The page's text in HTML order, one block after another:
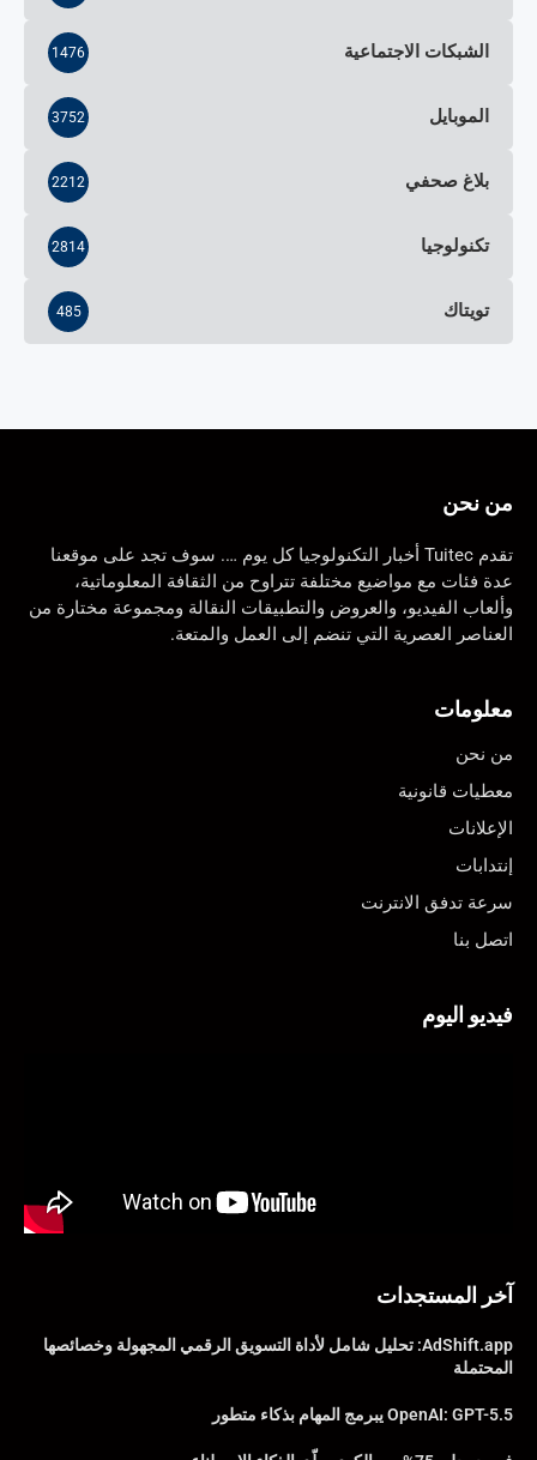
الشبكات الاجتماعية 1476
الموبايل 3752
بلاغ صحفي 2212
تكنولوجيا 2814
تويتاك 485
من نحن
تقدم Tuitec أخبار التكنولوجيا كل يوم …. سوف تجد على موقعنا
عدة فئات مع مواضيع مختلفة تتراوح من الثقافة المعلوماتية،
وألعاب الفيديو، والعروض والتطبيقات النقالة ومجموعة مختارة من
العناصر العصرية التي تنضم إلى العمل والمتعة.
معلومات
من نحن
معطيات قانونية
الإعلانات
إنتدابات
سرعة تدفق الانترنت
اتصل بنا
فيديو اليوم
آخر المستجدات
AdShift.app: تحليل شامل لأداة التسويق الرقمي المجهولة وخصائصها
المحتملة
OpenAI: GPT-5.5 يبرمج المهام بذكاء متطور